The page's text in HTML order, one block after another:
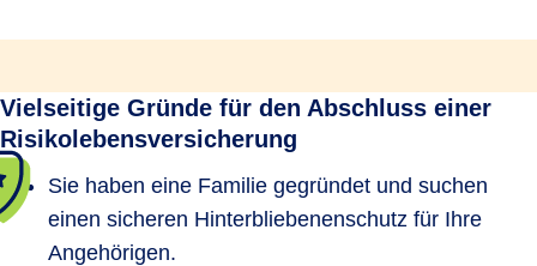
Vielseitige Gründe für den Abschluss einer
Risikolebensversicherung
Sie haben eine Familie gegründet und suchen
einen sicheren Hinterbliebenenschutz für Ihre
Angehörigen.